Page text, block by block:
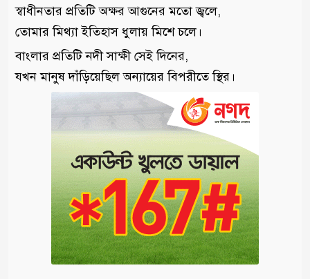
স্বাধীনতার প্রতিটি অক্ষর আগুনের মতো জ্বলে,
তোমার মিথ্যা ইতিহাস ধুলায় মিশে চলে।
বাংলার প্রতিটি নদী সাক্ষী সেই দিনের,
যখন মানুষ দাঁড়িয়েছিল অন্যায়ের বিপরীতে স্থির।